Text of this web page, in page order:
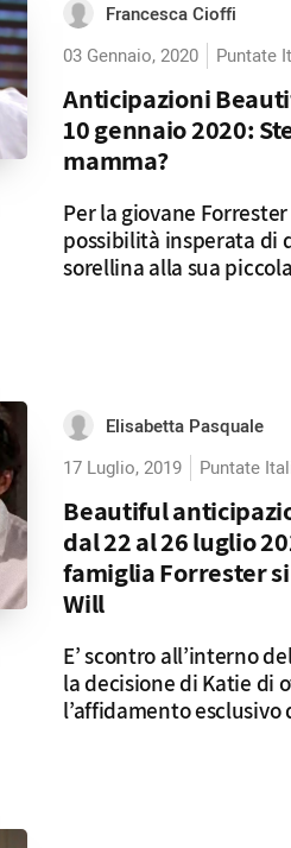
Francesca Cioffi
03 Gennaio, 2020
Puntate
Anticipazioni
10 gennaio 2020:
mamma?
Per la giovane
possibilità insperata di
sorellina alla sua
Elisabetta Pasquale
17 Luglio, 2019
Puntate
Beautiful
dal 22 al 26 luglio
famiglia Forrester
Will
E’ scontro all’interno
la decisione di Katie di
l’affidamento esclusivo